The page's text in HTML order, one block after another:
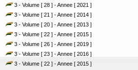
3 - Volume [ 28 ] - Annee [ 2021 ]
3 - Volume [ 21 ] - Annee [ 2014 ]
3 - Volume [ 20 ] - Annee [ 2013 ]
3 - Volume [ 22 ] - Annee [ 2015 ]
3 - Volume [ 26 ] - Annee [ 2019 ]
3 - Volume [ 23 ] - Annee [ 2016 ]
3 - Volume [ 22 ] - Annee [ 2015 ]